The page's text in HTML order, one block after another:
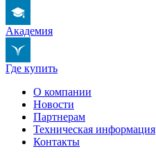
Академия
Где купить
О компании
Новости
Партнерам
Техническая информация
Контакты